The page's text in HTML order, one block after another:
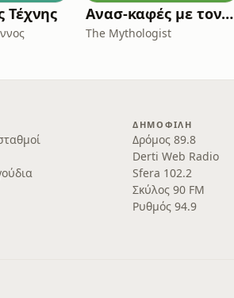
Τέχνης Ανασ-καφές με τον Κων/νο Λουκόπουλο
The Mythologist
ΔΗΜΟΦΙΛΉ
Δρόμος 89.8
Derti Web Radio
Sfera 102.2
Σκύλος 90 FM
Ρυθμός 94.9